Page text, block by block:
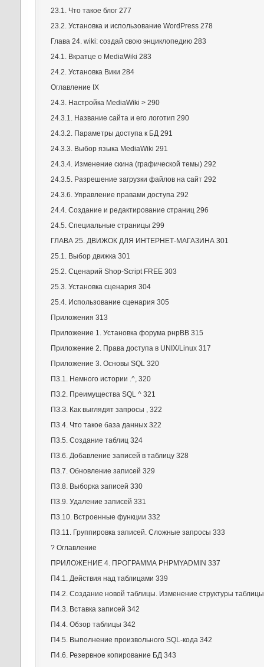
23.1. Что такое блог 277
23.2. Установка и использование WordPress 278
Глава 24. wiki: создай свою энциклопедию 283
24.1. Вкратце о MediaWiki 283
24.2. Установка Вики 284
Оглавление IX
24.3. Настройка MediaWiki > 290
24.3.1. Название сайта и его логотип 290
24.3.2. Параметры доступа к БД 291
24.3.3. Выбор языка MediaWiki 291
24.3.4. Изменение скина (графической темы) 292
24.3.5. Разрешение загрузки файлов на сайт 292
24.3.6. Управление правами доступа 292
24.4. Создание и редактирование страниц 296
24.5. Специальные страницы 299
ГЛАВА 25. ДВИЖОК ДЛЯ ИНТЕРНЕТ-МАГАЗИНА 301
25.1. Выбор движка 301
25.2. Сценарий Shop-Script FREE 303
25.3. Установка сценария 304
25.4. Использование сценария 305
Приложения 313
Приложение 1. Установка форума рнрВВ 315
Приложение 2. Права доступа в UNIX/Linux 317
Приложение 3. Основы SQL 320
П3.1. Немного истории .^, 320
ПЗ.2. Преимущества SQL ^ 321
ПЗ.З. Как выглядят запросы , 322
П3.4. Что такое база данных 322
П3.5. Создание таблиц 324
П3.6. Добавление записей в таблицу 328
П3.7. Обновление записей 329
П3.8. Выборка записей 330
П3.9. Удаление записей 331
П3.10. Встроенные функции 332
П3.11. Группировка записей. Сложные запросы 333
? Оглавление
ПРИЛОЖЕНИЕ 4. ПРОГРАММА PHPMYADMIN 337
П4.1. Действия над таблицами 339
П4.2. Создание новой таблицы. Изменение структуры
П4.3. Вставка записей 342
П4.4. Обзор таблицы 342
П4.5. Выполнение произвольного SQL-кода 342
П4.6. Резервное копирование БД 343